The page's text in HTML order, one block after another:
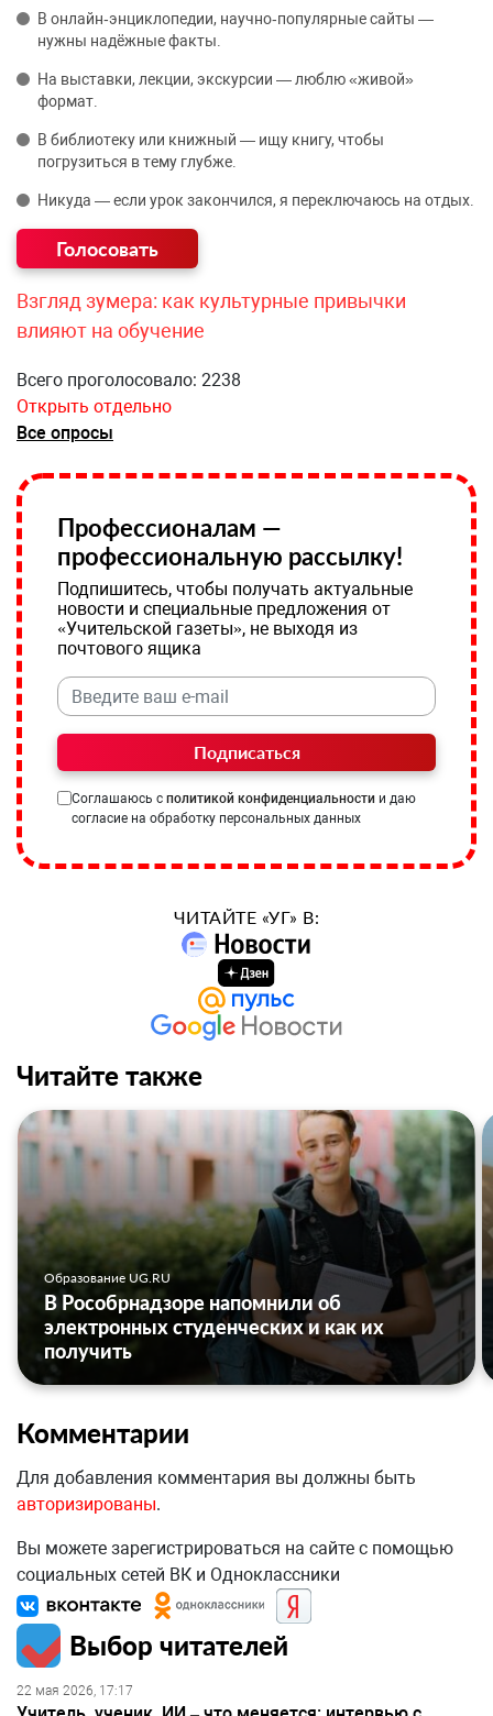
В онлайн‑энциклопедии, научно‑популярные сайты —
нужны надёжные факты.
На выставки, лекции, экскурсии — люблю «живой»
формат.
В библиотеку или книжный — ищу книгу, чтобы
погрузиться в тему глубже.
Никуда — если урок закончился, я переключаюсь на отдых.
Взгляд зумера: как культурные привычки
влияют на обучение
Всего проголосовало: 2238
Открыть отдельно
Все опросы
Профессионалам —
профессиональную рассылку!
Подпишитесь, чтобы получать актуальные
новости и специальные предложения от
«Учительской газеты», не выходя из
почтового ящика
Подписаться
Соглашаюсь с политикой конфиденциальности и даю
согласие на обработку персональных данных
ЧИТАЙТЕ «УГ» В:
Читайте также
Образование UG.RU
В Рособрнадзоре напомнили об
электронных студенческих и как их
получить
Комментарии
Для добавления комментария вы должны быть
авторизированы.
Вы можете зарегистрироваться на сайте с помощью
социальных сетей ВК и Одноклассники
Выбор читателей
22 мая 2026, 17:17